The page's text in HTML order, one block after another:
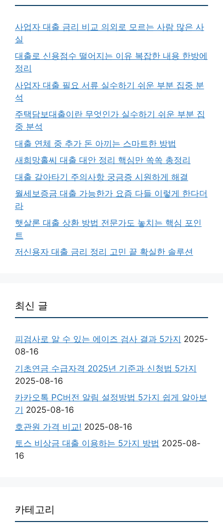
사업자 대출 금리 비교 의외로 모르는 사람 많은 사
실
대출로 신용점수 떨어지는 이유 복잡한 내용 한방에
정리
사업자 대출 필요 서류 실수하기 쉬운 부분 집중 분
석
주택담보대출이란 무엇인가 실수하기 쉬운 부분 집
중 분석
대출 연체 중 추가 돈 아끼는 스마트한 방법
새희망홀씨 대출 대안 정리 핵심만 쏙쏙 총정리
대출 갈아타기 주의사항 궁금증 시원하게 해결
월세보증금 대출 가능한가 요즘 다들 이렇게 한다더
라
햇살론 대출 상환 방법 전문가도 놓치는 핵심 포인
트
저신용자 대출 금리 정리 고민 끝 확실한 솔루션
최신 글
피검사로 알 수 있는 에이즈 검사 결과 5가지 2025-
08-16
기초연금 수급자격 2025년 기준과 신청법 5가지
2025-08-16
카카오톡 PC버전 알림 설정방법 5가지 쉽게 알아보
기 2025-08-16
호관원 가격 비교! 2025-08-16
토스 비상금 대출 이용하는 5가지 방법 2025-08-
16
카테고리